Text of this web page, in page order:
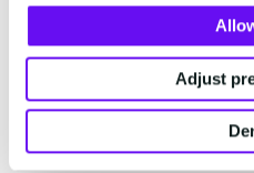
Adjust
メールの一斉配信はス
るリスクがあります。
大量のメールを送信す